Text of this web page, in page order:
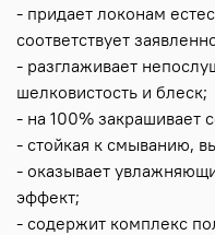
- придает локонам
соответствует
- разглаживает
шелковистость и блеск;
- на 100% закрашивает
- стойкая к смыванию,
- оказывает
эффект;
- содержит комплекс